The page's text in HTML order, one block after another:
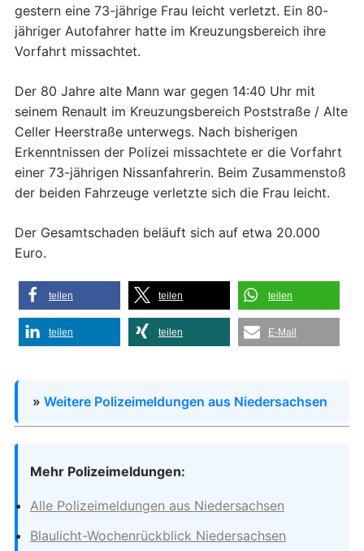
gestern eine 73-jährige Frau leicht verletzt. Ein 80-
jähriger Autofahrer hatte im Kreuzungsbereich ihre
Vorfahrt missachtet.
Der 80 Jahre alte Mann war gegen 14:40 Uhr mit
seinem Renault im Kreuzungsbereich Poststraße / Alte
Celler Heerstraße unterwegs. Nach bisherigen
Erkenntnissen der Polizei missachtete er die Vorfahrt
einer 73-jährigen Nissanfahrerin. Beim Zusammenstoß
der beiden Fahrzeuge verletzte sich die Frau leicht.
Der Gesamtschaden beläuft sich auf etwa 20.000
Euro.
teilen teilen teilen
teilen teilen E-Mail
» Weitere Polizeimeldungen aus Niedersachsen
Mehr Polizeimeldungen:
Alle Polizeimeldungen aus Niedersachsen
Blaulicht-Wochenrückblick Niedersachsen